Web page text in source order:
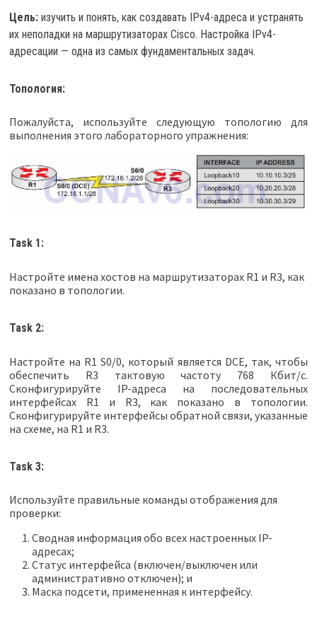
Цель:изучить и понять, как создавать IPv4-адреса и устранять
их неполадки на маршрутизаторах Cisco. Настройка IPv4-
адресации — одна из самых фундаментальных задач.
Топология:
Пожалуйста, используйте следующую топологию для
выполнения этого лабораторного упражнения:
Task 1:
Настройте имена хостов на маршрутизаторах R1 и R3, как
показано в топологии.
Task 2:
Настройте на R1 S0/0, который является DCE, так, чтобы
обеспечить R3 тактовую частоту 768 Кбит/с.
Сконфигурируйте IP-адреса на последовательных
интерфейсах R1 и R3, как показано в топологии.
Сконфигурируйте интерфейсы обратной связи, указанные
на схеме, на R1 и R3.
Task 3:
Используйте правильные команды отображения для
проверки:
Сводная информация обо всех настроенных IP-
адресах;
Статус интерфейса (включен/выключен или
административно отключен); и
Маска подсети, примененная к интерфейсу.